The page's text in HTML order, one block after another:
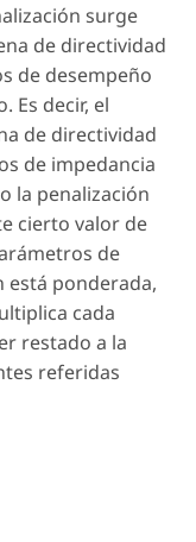
surge
de directividad
de desempeño
Es decir, el
de directividad
de impedancia
la penalización
cierto valor de
de
está ponderada,
cada
restado a la
referidas